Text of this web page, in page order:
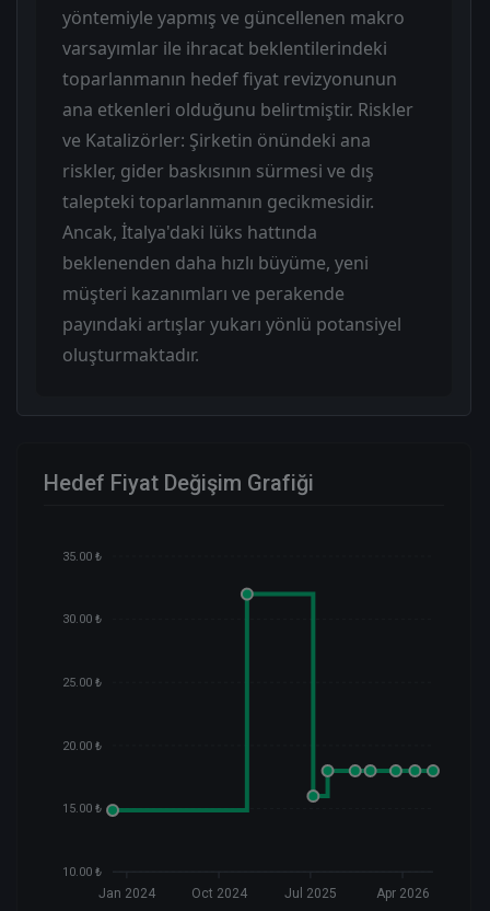
yöntemiyle yapmış ve güncellenen makro
varsayımlar ile ihracat beklentilerindeki
toparlanmanın hedef fiyat revizyonunun
ana etkenleri olduğunu belirtmiştir. Riskler
ve Katalizörler: Şirketin önündeki ana
riskler, gider baskısının sürmesi ve dış
talepteki toparlanmanın gecikmesidir.
Ancak, İtalya'daki lüks hattında
beklenenden daha hızlı büyüme, yeni
müşteri kazanımları ve perakende
payındaki artışlar yukarı yönlü potansiyel
oluşturmaktadır.
Hedef Fiyat Değişim Grafiği
35.00 ₺
30.00 ₺
25.00 ₺
20.00 ₺
15.00 ₺
10.00 ₺
Jan 2024 Oct 2024 Jul 2025 Apr 2026